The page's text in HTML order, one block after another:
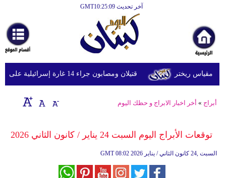
آخر تحديث GMT10:25:09
أخبارعاجلة
رياضة
ثقافة
إقتصاد
وموسيقى
قتيلان ومصابون جراء 14 غارة إسرائيلية على شرق وجنوب لبنان
أبراج » أخر اخبار الابراج و حظك اليوم
توقعات الأبراج​ اليوم السبت 24 يناير / كانون الثاني 2026
GMT 08:02 2026 السبت ,24 كانون الثاني / يناير